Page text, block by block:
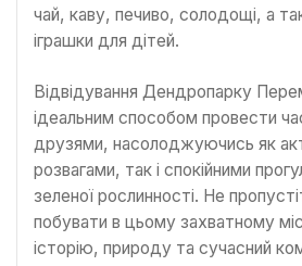
чай, каву, печиво, солодощі, а
іграшки для дітей.
Відвідування Дендропарку
ідеальним способом провести
друзями, насолоджуючись як
розвагами, так і спокійними
зеленої рослинності. Не
побувати в цьому захватному
історію, природу та сучасний